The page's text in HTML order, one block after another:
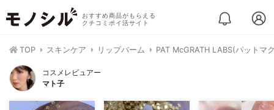
おすすめ商品がもらえる
クチコミポイ活サイト
TOP スキンケア リップバーム PAT McGRATH LABS(パットマ
コスメレビュアー
マト子